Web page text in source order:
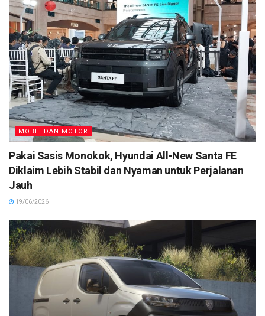
MOBIL DAN MOTOR
Pakai Sasis Monokok, Hyundai All-New Santa FE
Diklaim Lebih Stabil dan Nyaman untuk Perjalanan
Jauh
19/06/2026